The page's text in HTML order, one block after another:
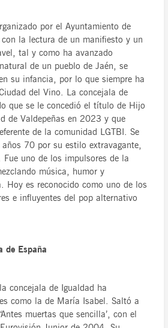
por el Ayuntamiento de
la lectura de un manifiesto y un
tal y como ha avanzado
de un pueblo de Jaén, se
su infancia, por lo que siempre ha
del Vino. La concejala de
que se le concedió el título de Hijo
de Valdepeñas en 2023 y que
de la comunidad LGTBI. Se
70 por su estilo extravagante,
Fue uno de los impulsores de la
música, humor y
Hoy es reconocido como uno de los
e influyentes del pop alternativo
de España
concejala de Igualdad ha
como la de María Isabel. Saltó a
muertas que sencilla’, con el